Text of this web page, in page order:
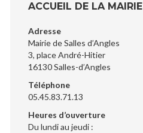
ACCUEIL DE LA MAIRIE
Adresse
Mairie de Salles d’Angles
3, place André-Hitier
16130 Salles-d’Angles
Téléphone
05.45.83.71.13
Heures d’ouverture
Du lundi au jeudi :